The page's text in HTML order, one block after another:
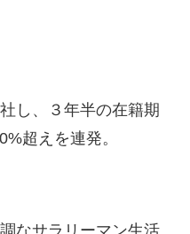
し、３年半の在籍期
超えを連発。
なサラリーマン生活